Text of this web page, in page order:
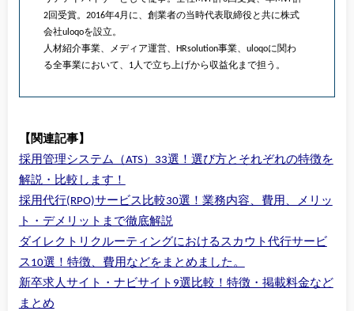
2回受賞。2016年4月に、創業者の当時代表取締役と共に株式
会社uloqoを設立。
人材紹介事業、メディア運営、HRsolution事業、uloqoに関わ
る全事業において、1人で立ち上げから収益化まで担う。
【関連記事】
採用管理システム（ATS）33選！選び方とそれぞれの特徴を
解説・比較します！
採用代行(RPO)サービス比較30選！業務内容、費用、メリッ
ト・デメリットまで徹底解説
ダイレクトリクルーティングにおけるスカウト代行サービ
ス10選！特徴、費用などをまとめました。
新卒求人サイト・ナビサイト9選比較！特徴・掲載料金など
まとめ